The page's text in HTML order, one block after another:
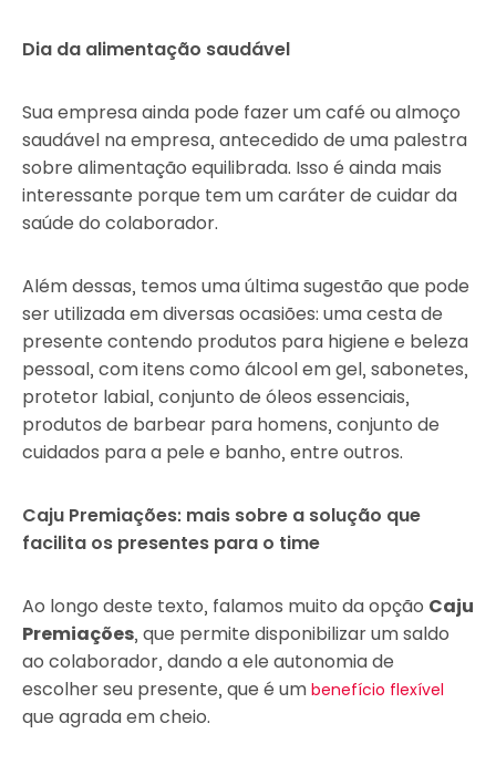
Dia da alimentação saudável
Sua empresa ainda pode fazer um café ou almoço
saudável na empresa, antecedido de uma palestra
sobre alimentação equilibrada. Isso é ainda mais
interessante porque tem um caráter de cuidar da
saúde do colaborador.
Além dessas, temos uma última sugestão que pode
ser utilizada em diversas ocasiões: uma cesta de
presente contendo produtos para higiene e beleza
pessoal, com itens como álcool em gel, sabonetes,
protetor labial, conjunto de óleos essenciais,
produtos de barbear para homens, conjunto de
cuidados para a pele e banho, entre outros.
Caju Premiações: mais sobre a solução que
facilita os presentes para o time
Ao longo deste texto, falamos muito da opção Caju
Premiações, que permite disponibilizar um saldo
ao colaborador, dando a ele autonomia de
escolher seu presente, que é um benefício flexível
que agrada em cheio.